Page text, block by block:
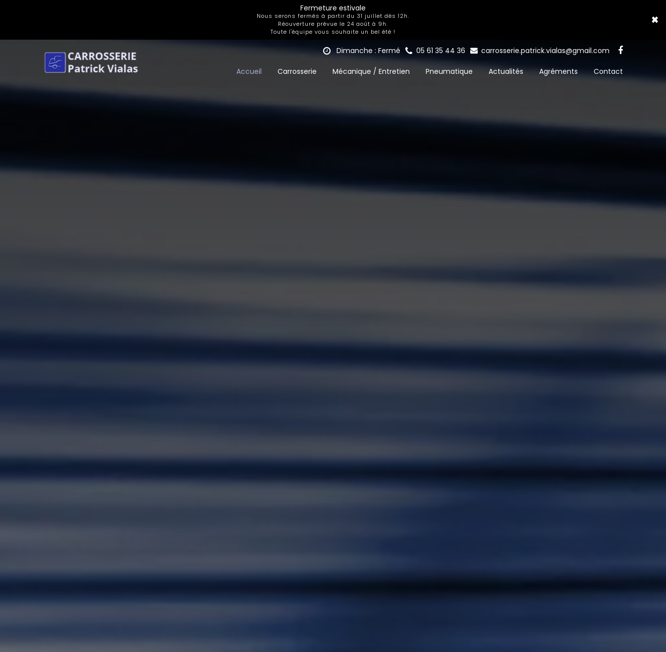
Fermeture estivale
Nous serons fermés à partir du 31 juillet dès 12h.
Réouverture prévue le 24 août à 9h.
Toute l'équipe vous souhaite un bel été !
×
Dimanche : Fermé 05 61 35 44 36 carrosserie.patrick.vialas@gmail.com
Accueil Carrosserie Mécanique / Entretien Pneumatique Actualités Agréments Contact